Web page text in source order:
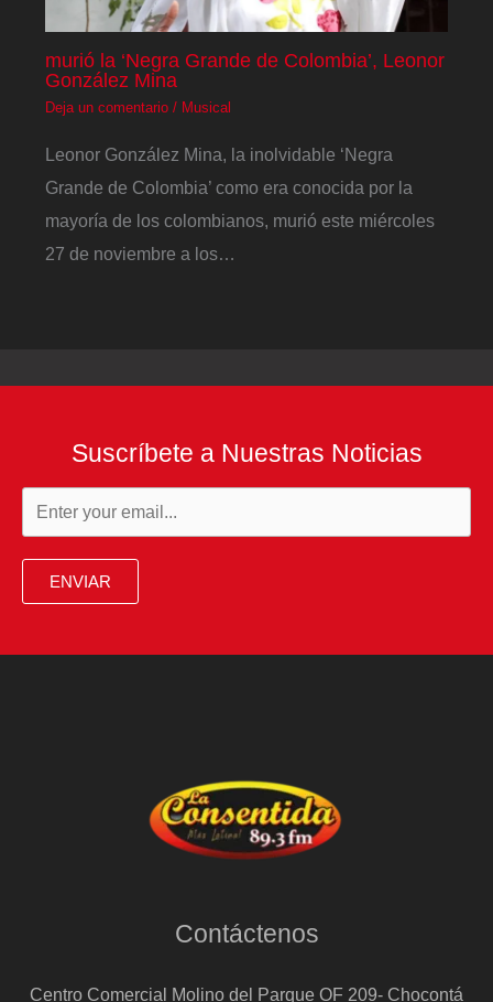
murió la ‘Negra Grande de Colombia’, Leonor
González Mina
Deja un comentario / Musical
Leonor González Mina, la inolvidable ‘Negra
Grande de Colombia’ como era conocida por la
mayoría de los colombianos, murió este miércoles
27 de noviembre a los…
Suscríbete a Nuestras Noticias
ENVIAR
Contáctenos
Centro Comercial Molino del Parque OF 209- Chocontá